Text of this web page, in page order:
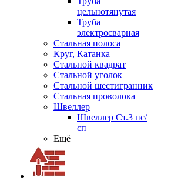
цельнотянутая
Труба
электросварная
Стальная полоса
Круг, Катанка
Стальной квадрат
Стальной уголок
Стальной шестигранник
Стальная проволока
Швеллер
Швеллер Ст.3 пс/
сп
Ещё